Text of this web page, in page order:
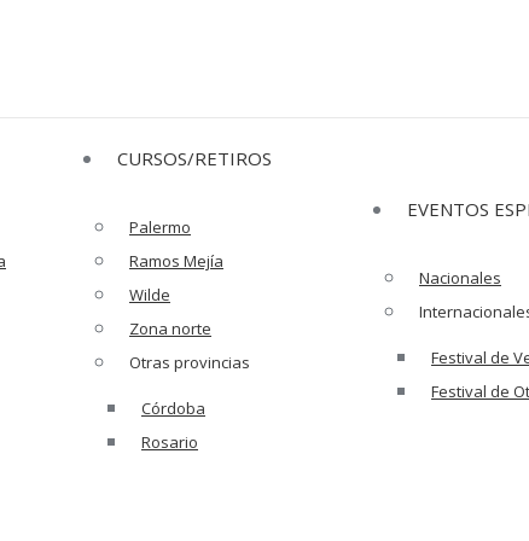
CURSOS/RETIROS
Palermo
Ramos Mejía
Wilde
Zona norte
Otras provincias
Córdoba
Rosario
EVENTOS
Nacionales
Festival de
Festival de
de budismo y